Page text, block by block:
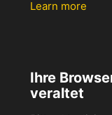
Learn more
Ihre
veraltet